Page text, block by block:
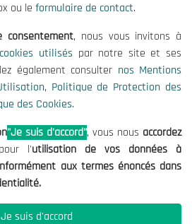
des Données
01 00|01|02
Initiatives ?
ou le formulaire de contact.
, nous vous invitons à
utilisés par notre site et ses
également consulter nos Mentions
, Politique de Protection des
des Cookies.
"Je suis d'accord", vous nous accordez
l'utilisation de vos données à
aux termes énoncés dans
Je suis d'accord